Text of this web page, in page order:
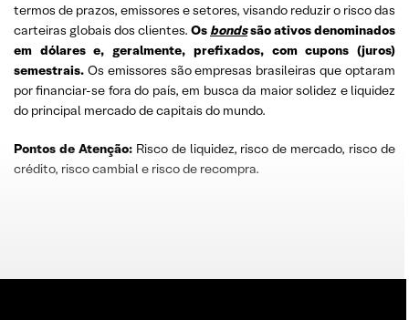
termos de prazos, emissores e setores, visando reduzir o risco das
carteiras globais dos clientes. Os bondssão ativos denominados
em dólares e, geralmente, prefixados, com cupons (juros)
semestrais. Os emissores são empresas brasileiras que optaram
por financiar-se fora do país, em busca da maior solidez e liquidez
do principal mercado de capitais do mundo.
Pontos de Atenção:Risco de liquidez, risco de mercado, risco de
crédito, risco cambial e risco de recompra.